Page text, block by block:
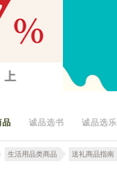
品 诚品选书 诚品选乐
生活用品类商品 送礼商品指南